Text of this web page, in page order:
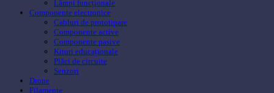
Lămpi funcționale
Componente electronice
Cabluri de prototipare
Componente active
Componente pasive
Kituri educaționale
Plăci de circuite
Senzori
Drone
Filamente